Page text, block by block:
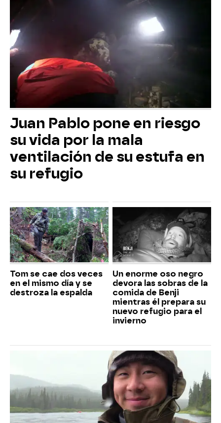
Juan Pablo pone en riesgo
su vida por la mala
ventilación de su estufa en
su refugio
Tom se cae dos veces
en el mismo día y se
destroza la espalda
Un enorme oso negro
devora las sobras de la
comida de Benji
mientras él prepara su
nuevo refugio para el
invierno